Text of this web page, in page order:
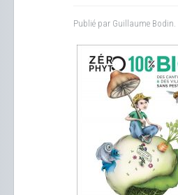
Publié par Guillaume Bodin.